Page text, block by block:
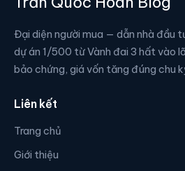
Đại diện người mua — dẫn nhà đầu
dự án 1/500 từ Vành đai 3 hất vào
bảo chứng, giá vốn tăng đúng chu
Liên kết
Trang chủ
Giới thiệu